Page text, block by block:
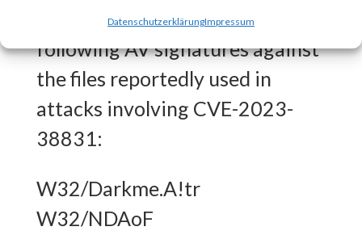
DatenschutzerklärungImpressum
FortiGuard Labs has the
following AV signatures against
the files reportedly used in
attacks involving CVE-2023-
38831:
W32/Darkme.A!tr
W32/NDAoF